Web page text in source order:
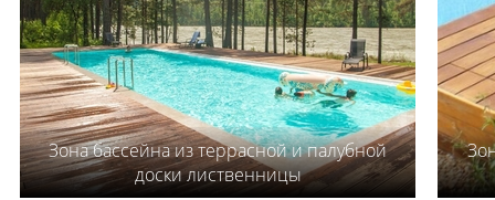
Зона бассейна из террасной и палубной
доски лиственницы